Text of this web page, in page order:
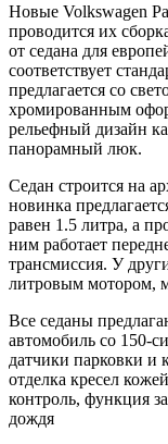
Новые Volkswagen
проводится их
от седана для
соответствует
предлагается со
хромированным
рельефный дизайн
панорамный люк.
Седан строится на
новинка
равен 1.5 литра, а
ним работает
трансмиссия. У
литровым мотором,
Все седаны
автомобиль со 150-
датчики парковки и
отделка кресел
контроль, функция
дождя